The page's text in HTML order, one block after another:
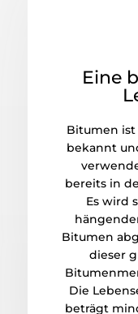
Eine
Bitumen ist
bekannt
bereits in
Es wird
Bitumen
dieser
Die
beträgt